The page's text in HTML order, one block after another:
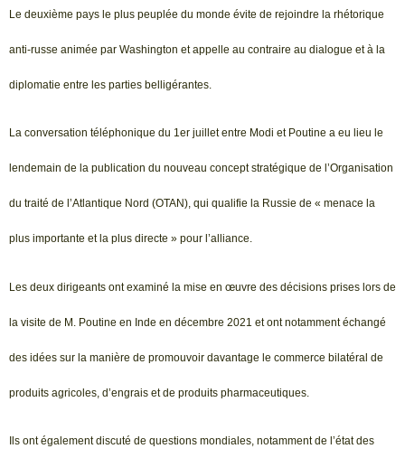
Le deuxième pays le plus peuplée du monde évite de rejoindre la rhétorique
anti-russe animée par Washington et appelle au contraire au dialogue et à la
diplomatie entre les parties belligérantes.
La conversation téléphonique du 1er juillet entre Modi et Poutine a eu lieu le
lendemain de la publication du nouveau concept stratégique de l’Organisation
du traité de l’Atlantique Nord (OTAN), qui qualifie la Russie de « menace la
plus importante et la plus directe » pour l’alliance.
Les deux dirigeants ont examiné la mise en œuvre des décisions prises lors de
la visite de M. Poutine en Inde en décembre 2021 et ont notamment échangé
des idées sur la manière de promouvoir davantage le commerce bilatéral de
produits agricoles, d’engrais et de produits pharmaceutiques.
Ils ont également discuté de questions mondiales, notamment de l’état des